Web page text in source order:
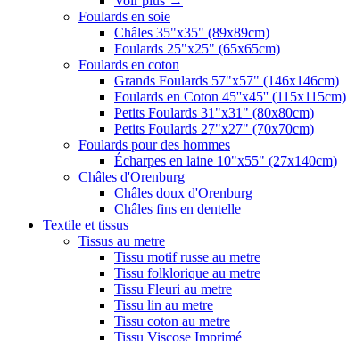
Foulards en soie
Châles 35"x35" (89x89cm)
Foulards 25"x25" (65x65cm)
Foulards en coton
Grands Foulards 57"x57" (146x146cm)
Foulards en Coton 45''x45'' (115x115cm)
Petits Foulards 31"x31" (80x80cm)
Petits Foulards 27"x27" (70x70cm)
Foulards pour des hommes
Écharpes en laine 10"x55" (27x140cm)
Châles d'Orenburg
Châles doux d'Orenburg
Châles fins en dentelle
Textile et tissus
Tissus au metre
Tissu motif russe au metre
Tissu folklorique au metre
Tissu Fleuri au metre
Tissu lin au metre
Tissu coton au metre
Tissu Viscose Imprimé